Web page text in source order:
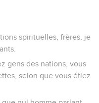
spirituelles, frères, je
gens des nations, vous
selon que vous étiez